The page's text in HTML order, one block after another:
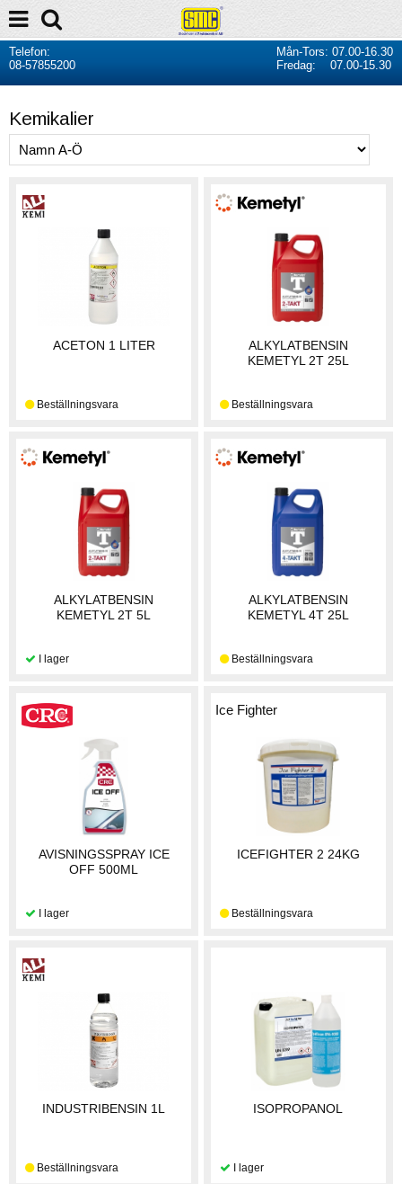
Telefon:
08-57855200
Mån-Tors: 07.00-16.30
Fredag: 07.00-15.30
Kemikalier
ACETON 1 LITER
ALKYLATBENSIN
KEMETYL 2T 25L
ALKYLATBENSIN
KEMETYL 2T 5L
ALKYLATBENSIN
KEMETYL 4T 25L
AVISNINGSSPRAY ICE
OFF 500ML
Ice Fighter
ICEFIGHTER 2 24KG
INDUSTRIBENSIN 1L ISOPROPANOL